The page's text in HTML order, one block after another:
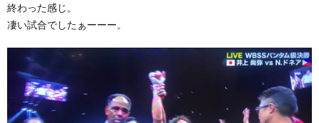
終わった感じ。
凄い試合でしたぁーーー。